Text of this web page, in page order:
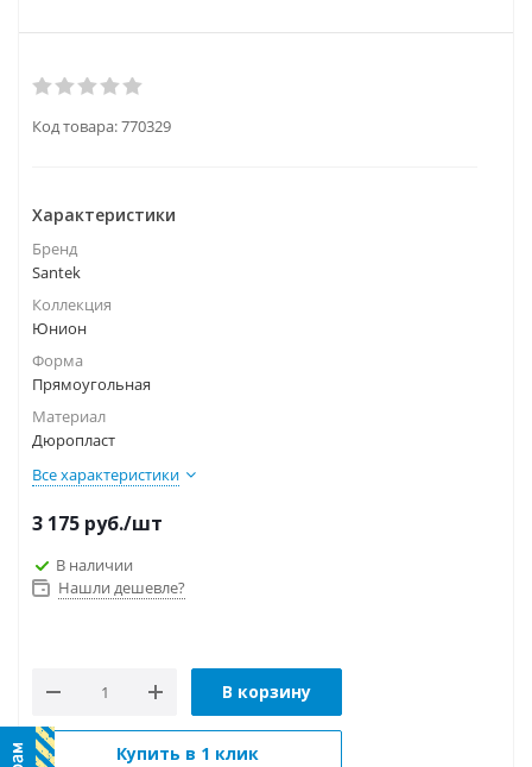
Код товара:770329
Характеристики
Бренд
Santek
Коллекция
Юнион
Форма
Прямоугольная
Материал
Дюропласт
Все характеристики
3 175 руб./шт
В наличии
Нашли дешевле?
В корзину
Купить в 1 клик